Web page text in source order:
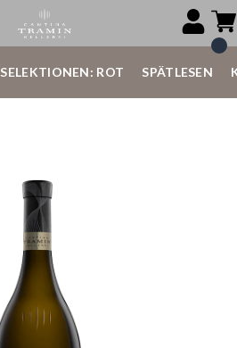
SELEKTIONEN: ROT SPÄTLESEN